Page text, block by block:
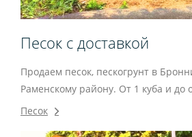
Песок с доставкой
Продаем песок, пескогрунт в
Раменскому району. От 1 куба и до
Песок